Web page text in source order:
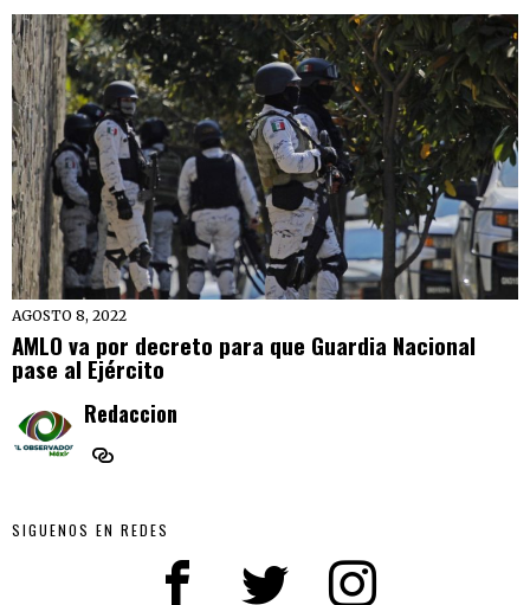
AGOSTO 8, 2022
AMLO va por decreto para que Guardia Nacional
pase al Ejército
Redaccion
SIGUENOS EN REDES